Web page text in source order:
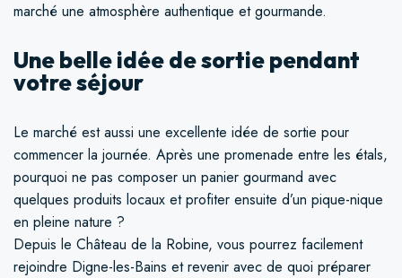
marché une atmosphère authentique et gourmande.
Une belle idée de sortie pendant
votre séjour
Le marché est aussi une excellente idée de sortie pour
commencer la journée. Après une promenade entre les étals,
pourquoi ne pas composer un panier gourmand avec
quelques produits locaux et profiter ensuite d’un pique-nique
en pleine nature ?
Depuis le Château de la Robine, vous pourrez facilement
rejoindre Digne-les-Bains et revenir avec de quoi préparer